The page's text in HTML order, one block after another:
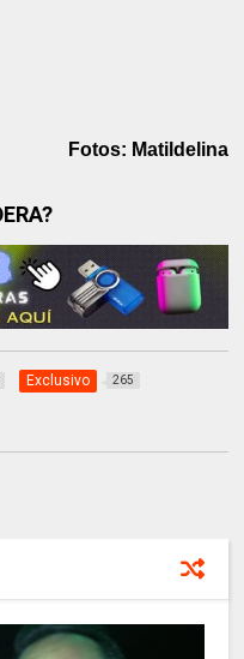
Fotos: Matildelina
Exclusivo 265